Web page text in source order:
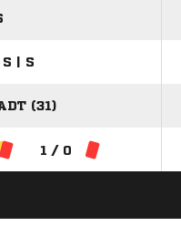
| S
(31)
1 / 0